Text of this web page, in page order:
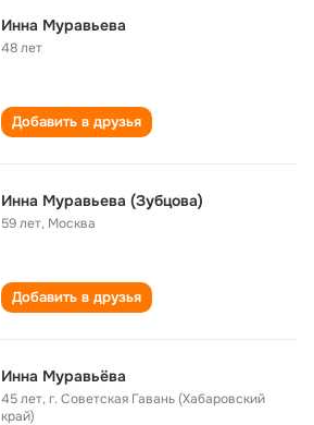
Инна Муравьева
48 лет
Добавить в друзья
Инна Муравьева (Зубцова)
59 лет, Москва
Добавить в друзья
Инна Муравьёва
45 лет,г. Советская Гавань (Хабаровский
край)